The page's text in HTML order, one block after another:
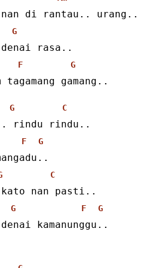
di rantau.. urang..
G
denai rasa..
F G
gamang..
G C
rindu rindu..
F G
C
nan pasti..
G F G
kamanunggu..